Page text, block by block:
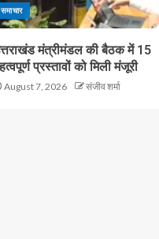
समाचार
मंत्रीमंडल की बैठक में 15
प्रस्तावों को मिली मंजूरी
August 7, 2026 संजीव शर्मा